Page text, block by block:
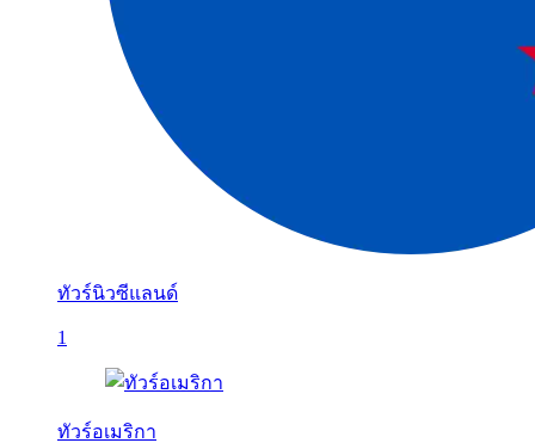
ทัวร์นิวซีแลนด์
1
ทัวร์อเมริกา